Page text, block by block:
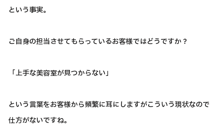
という事実。
ご自身の担当させてもらっているお客様ではどうですか？
「上手な美容室が見つからない」
という言葉をお客様から頻繁に耳にしますがこういう現状なので
仕方がないですね。